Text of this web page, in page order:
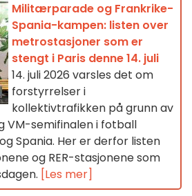
Militærparade og Frankrike-
Spania-kampen: listen over
metrostasjoner som er
stengt i Paris denne 14. juli
14. juli 2026 varsles det om
forstyrrelser i
kollektivtrafikken på grunn av
semifinalen i fotball
Spania. Her er derfor listen
og RER-stasjonene som
[Les mer]